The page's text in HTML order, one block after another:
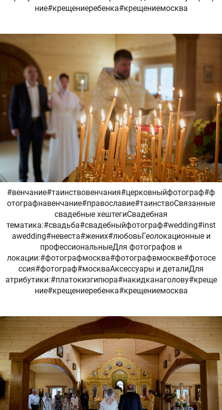
ние#крещениеребенка#крещениемосква
#венчание#таинствовенчания#церковныйфотограф#ф
отографнавенчание#православие#таинствоСвязанные
свадебные хештегиСвадебная
тематика:#свадьба#свадебныйфотограф#wedding#inst
awedding#невеста#жених#любовьГеолокационные и
профессиональныеДля фотографов и
локации:#фотографмосква#фотографвмоскве#фотосе
ссия#фотограф#москваАксессуары и деталиДля
атрибутики:#платокизгипюра#накидканаголову#креще
ние#крещениеребенка#крещениемосква